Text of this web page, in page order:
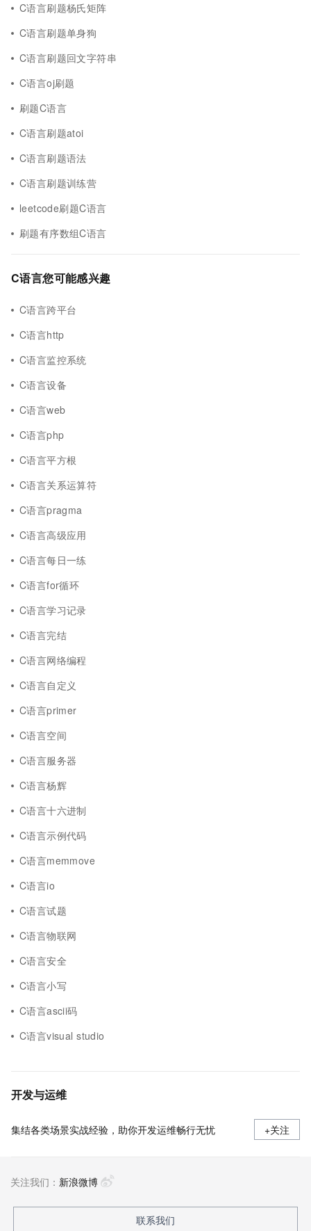
C语言刷题杨氏矩阵
C语言刷题单身狗
C语言刷题回文字符串
C语言oj刷题
刷题C语言
C语言刷题atoi
C语言刷题语法
C语言刷题训练营
leetcode刷题C语言
刷题有序数组C语言
C语言您可能感兴趣
C语言跨平台
C语言http
C语言监控系统
C语言设备
C语言web
C语言php
C语言平方根
C语言关系运算符
C语言pragma
C语言高级应用
C语言每日一练
C语言for循环
C语言学习记录
C语言完结
C语言网络编程
C语言自定义
C语言primer
C语言空间
C语言服务器
C语言杨辉
C语言十六进制
C语言示例代码
C语言memmove
C语言io
C语言试题
C语言物联网
C语言安全
C语言小写
C语言ascii码
C语言visual studio
开发与运维
集结各类场景实战经验，助你开发运维畅行无忧 +关注
关注我们： 新浪微博
联系我们